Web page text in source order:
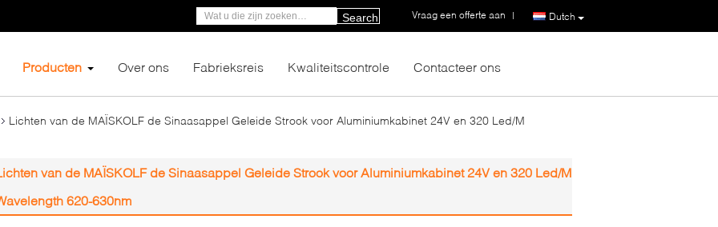
Dutch
Vraag een offerte aan |
Search
Producten Over ons Fabrieksreis Kwaliteitscontrole Contacteer ons
Lichten van de MAÏSKOLF de Sinaasappel Geleide Strook voor Aluminiumkabinet 24V en 320 Led/M
van de MAÏSKOLF de Sinaasappel Geleide Strook voor Aluminiumkabinet 24V en 320 Led/M
620-630nm